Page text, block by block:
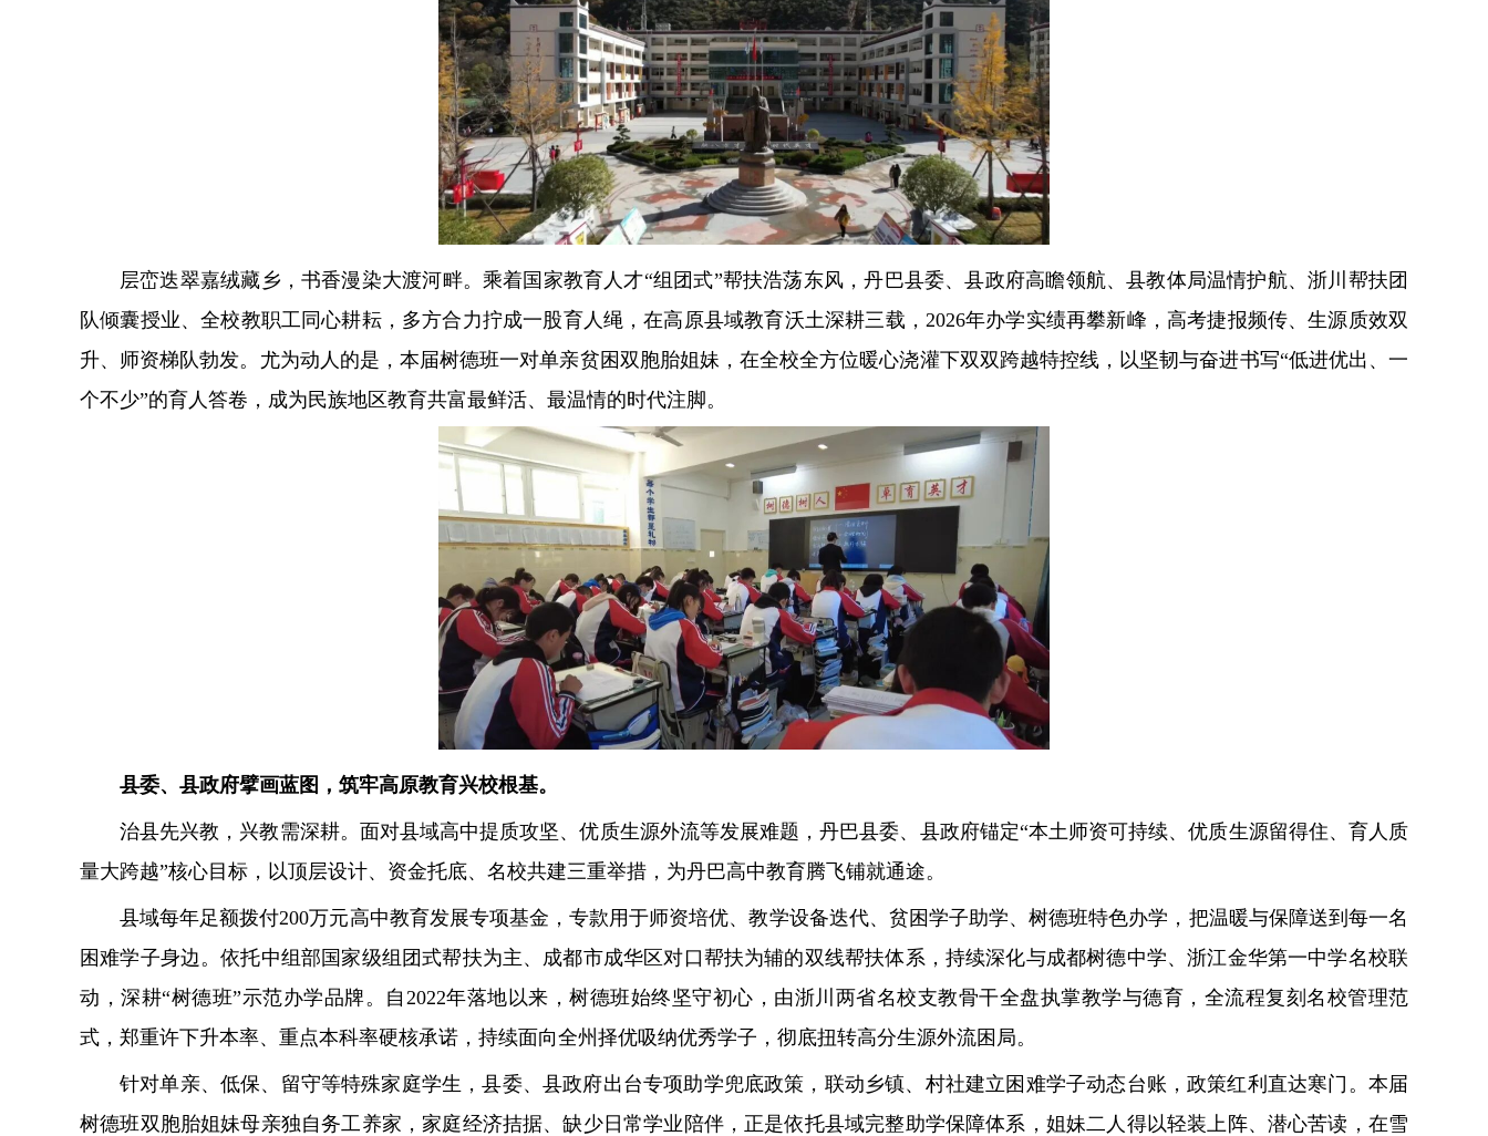
层峦迭翠嘉绒藏乡，书香漫染大渡河畔。乘着国家教育人才“组团式”帮扶浩荡东风，丹巴县委、县政府高瞻领航、县教体局温情护航、浙川帮扶团
队倾囊授业、全校教职工同心耕耘，多方合力拧成一股育人绳，在高原县域教育沃土深耕三载，2026年办学实绩再攀新峰，高考捷报频传、生源质效双
升、师资梯队勃发。尤为动人的是，本届树德班一对单亲贫困双胞胎姐妹，在全校全方位暖心浇灌下双双跨越特控线，以坚韧与奋进书写“低进优出、一
个不少”的育人答卷，成为民族地区教育共富最鲜活、最温情的时代注脚。
县委、县政府擘画蓝图，筑牢高原教育兴校根基。
治县先兴教，兴教需深耕。面对县域高中提质攻坚、优质生源外流等发展难题，丹巴县委、县政府锚定“本土师资可持续、优质生源留得住、育人质
量大跨越”核心目标，以顶层设计、资金托底、名校共建三重举措，为丹巴高中教育腾飞铺就通途。
县域每年足额拨付200万元高中教育发展专项基金，专款用于师资培优、教学设备迭代、贫困学子助学、树德班特色办学，把温暖与保障送到每一名
困难学子身边。依托中组部国家级组团式帮扶为主、成都市成华区对口帮扶为辅的双线帮扶体系，持续深化与成都树德中学、浙江金华第一中学名校联
动，深耕“树德班”示范办学品牌。自2022年落地以来，树德班始终坚守初心，由浙川两省名校支教骨干全盘执掌教学与德育，全流程复刻名校管理范
式，郑重许下升本率、重点本科率硬核承诺，持续面向全州择优吸纳优秀学子，彻底扭转高分生源外流困局。
针对单亲、低保、留守等特殊家庭学生，县委、县政府出台专项助学兜底政策，联动乡镇、村社建立困难学子动态台账，政策红利直达寒门。本届
树德班双胞胎姐妹母亲独自务工养家，家庭经济拮据、缺少日常学业陪伴，正是依托县域完整助学保障体系，姐妹二人得以轻装上阵、潜心苦读，在雪